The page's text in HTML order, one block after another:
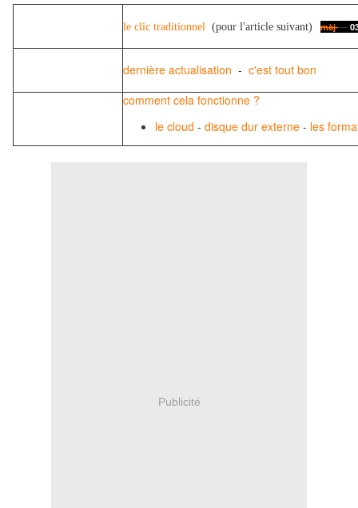
le clic traditionnel (pour l'article suivant) màj
dernière actualisation - c'est tout bon
comment cela fonctionne ?
le cloud - disque dur externe - les
Publicité